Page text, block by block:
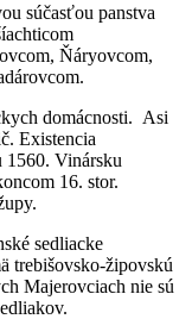
súčasťou panstva
Ňáryovcom,
domácnosti. Asi
Existencia
1560. Vinársku
16. stor.
sedliacke
trebišovsko-žipovskú
Majerovciach nie sú